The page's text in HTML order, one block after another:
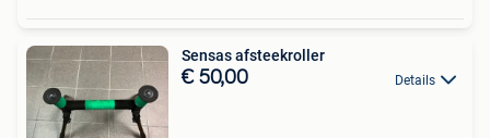
Sensas afsteekroller
€ 50,00 Details